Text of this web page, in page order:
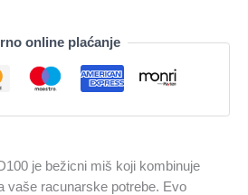
online plaćanje
je bežicni miš koji kombinuje
vaše racunarske potrebe. Evo